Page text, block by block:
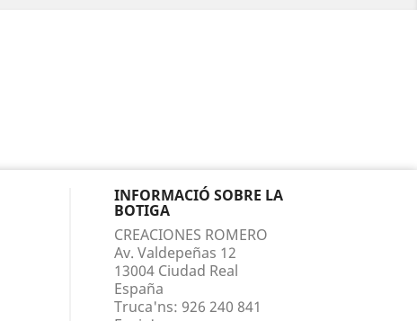
INFORMACIÓ SOBRE LA
BOTIGA
CREACIONES ROMERO
Av. Valdepeñas 12
13004 Ciudad Real
España
Truca'ns: 926 240 841